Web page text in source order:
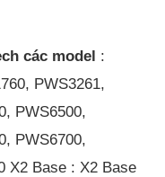
các model :
PWS3261,
PWS6500,
PWS6700,
X2 Base : X2 Base